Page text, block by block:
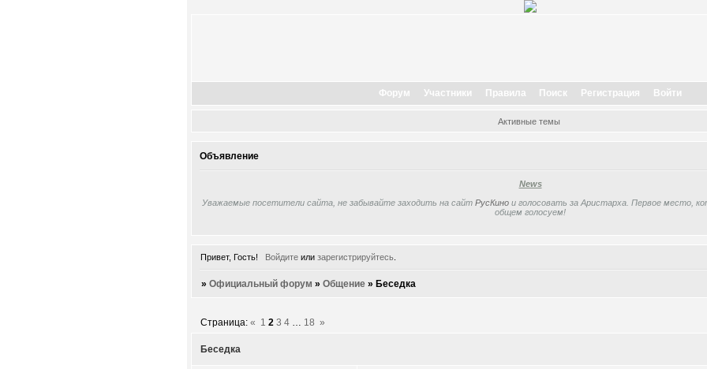
Форум Участники Правила Поиск Регистрация Войти
Активные темы
Объявление
News
Уважаемые посетители сайта, не забывайте заходить на сайт РусКино и голосовать за Аристарха. Первое место,
общем голосуем!
Привет, Гость! Войдитеили зарегистрируйтесь.
»Официальный форум »Общение »Беседка
Беседка
Страница:« 1 2 3 4 … 18 »